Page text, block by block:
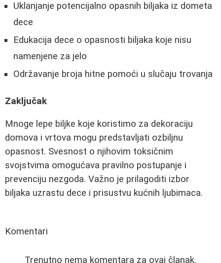
Uklanjanje potencijalno opasnih biljaka iz dometa
dece
Edukacija dece o opasnosti biljaka koje nisu
namenjene za jelo
Održavanje broja hitne pomoći u slučaju trovanja
Zaključak
Mnoge lepe biljke koje koristimo za dekoraciju
domova i vrtova mogu predstavljati ozbiljnu
opasnost. Svesnost o njihovim toksičnim
svojstvima omogućava pravilno postupanje i
prevenciju nezgoda. Važno je prilagoditi izbor
biljaka uzrastu dece i prisustvu kućnih ljubimaca.
Komentari
Trenutno nema komentara za ovaj članak.